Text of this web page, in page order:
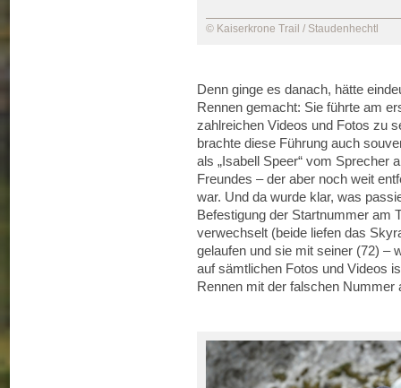
© Kaiserkrone Trail / Staudenhechtl
Denn ginge es danach, hätte
Rennen gemacht: Sie führte am
zahlreichen Videos und Fotos zu
brachte diese Führung auch
als „Isabell Speer“ vom Sprecher
Freundes – der aber noch weit
war. Und da wurde klar, was
Befestigung der Startnummer am
verwechselt (beide liefen das
gelaufen und sie mit seiner (72) –
auf sämtlichen Fotos und Videos
Rennen mit der falschen Nummer